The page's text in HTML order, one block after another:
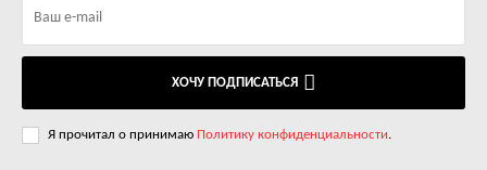
ХОЧУ ПОДПИСАТЬСЯ
Я прочитал о принимаю Политику конфиденциальности.